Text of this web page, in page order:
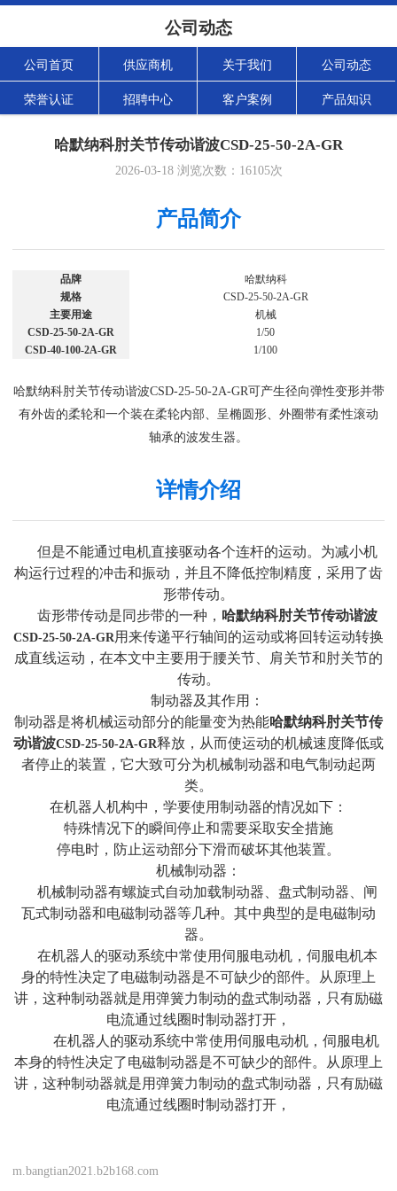
公司动态
公司首页 供应商机 关于我们 公司动态
荣誉认证 招聘中心 客户案例 产品知识
哈默纳科肘关节传动谐波CSD-25-50-2A-GR
2026-03-18浏览次数： 16105次
产品简介
品牌
哈默纳科
规格
CSD-25-50-2A-GR
主要用途
机械
CSD-25-50-2A-GR
1/50
CSD-40-100-2A-GR
1/100
哈默纳科肘关节传动谐波CSD-25-50-2A-GR可产生径向弹性变形并带
有外齿的柔轮和一个装在柔轮内部、呈椭圆形、外圈带有柔性滚动
轴承的波发生器。
详情介绍
但是不能通过电机直接驱动各个连杆的运动。为减小机
构运行过程的冲击和振动，并且不降低控制精度，采用了齿
形带传动。
齿形带传动是同步带的一种， 哈默纳科肘关节传动谐波
CSD-25-50-2A-GR用来传递平行轴间的运动或将回转运动转换
成直线运动，在本文中主要用于腰关节、肩关节和肘关节的
传动。
制动器及其作用：
制动器是将机械运动部分的能量变为热能哈默纳科肘关节传
动谐波CSD-25-50-2A-GR释放，从而使运动的机械速度降低或
者停止的装置，它大致可分为机械制动器和电气制动起两
类。
在机器人机构中，学要使用制动器的情况如下：
特殊情况下的瞬间停止和需要采取安全措施
停电时，防止运动部分下滑而破坏其他装置。
机械制动器：
机械制动器有螺旋式自动加载制动器、盘式制动器、闸
瓦式制动器和电磁制动器等几种。其中典型的是电磁制动
器。
在机器人的驱动系统中常使用伺服电动机，伺服电机本
身的特性决定了电磁制动器是不可缺少的部件。从原理上
讲，这种制动器就是用弹簧力制动的盘式制动器，只有励磁
电流通过线圈时制动器打开，
在机器人的驱动系统中常使用伺服电动机，伺服电机
本身的特性决定了电磁制动器是不可缺少的部件。从原理上
讲，这种制动器就是用弹簧力制动的盘式制动器，只有励磁
电流通过线圈时制动器打开，
m.bangtian2021.b2b168.com